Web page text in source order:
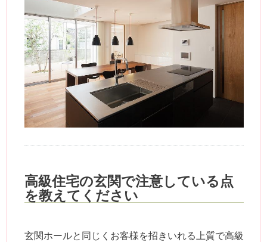
高級住宅の玄関で注意している点
を教えてください
玄関ホールと同じくお客様を招きいれる上質で高級